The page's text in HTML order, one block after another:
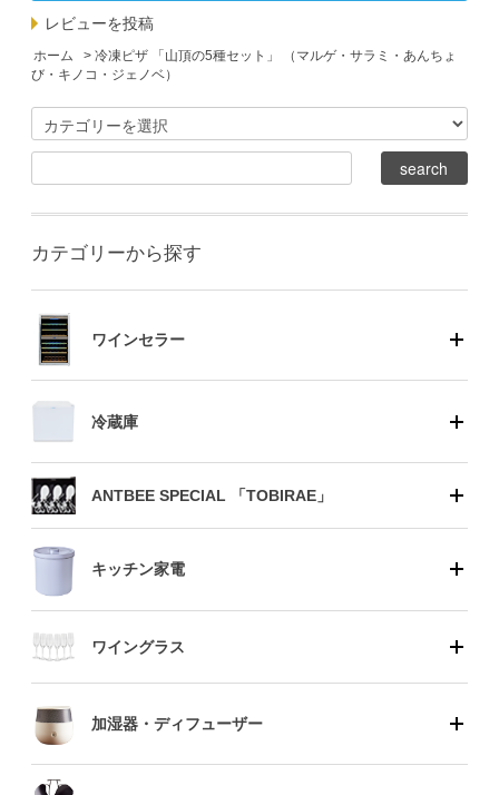
レビューを投稿
ホーム
> 冷凍ピザ 「山頂の5種セット」 （マルゲ・サラミ・あんちょ
び・キノコ・ジェノベ）
カテゴリーから探す
ワインセラー
冷蔵庫
ANTBEE SPECIAL 「TOBIRAE」
キッチン家電
ワイングラス
加湿器・ディフューザー